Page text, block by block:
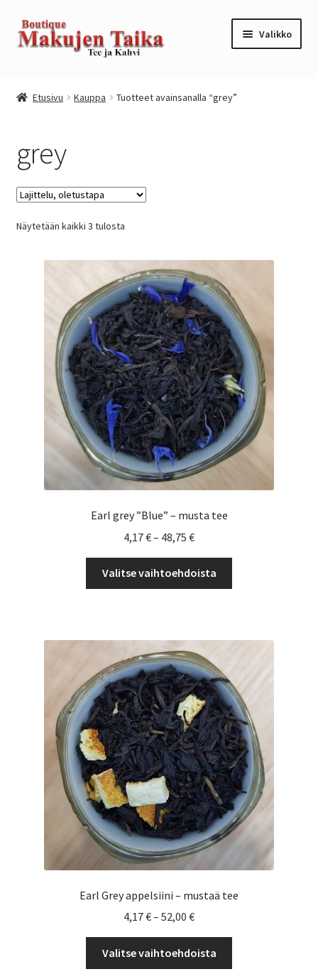
Siirry
navigointiin
Siirry
sisältöön
Valikko
Kassa
Kauppa
Oma tili
Tilaus- ja sopimusehdot
Yrityksille
Etusivu Kauppa Tuotteet avainsanalla “grey”
grey
Näytetään kaikki 3 tulosta
Earl grey ”Blue” – musta tee
4,17€– 48,75 €Hintaluokka:
-
48,75 €
Valitse vaihtoehdoista
valinnat
tuotteen
sivulla.
Earl Grey appelsiini – mustaä tee
4,17€– 52,00 €Hintaluokka:
4,17 €
-
52,00 €
Valitse vaihtoehdoista